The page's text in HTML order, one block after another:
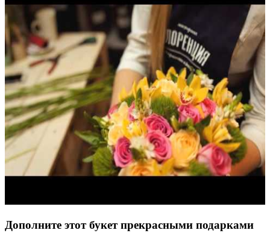
Дополните этот букет прекрасными подарками